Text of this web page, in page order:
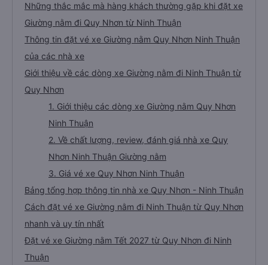
Những thắc mắc mà hàng khách thường gặp khi đặt xe
Giường nằm đi Quy Nhơn từ Ninh Thuận
Thông tin đặt vé xe Giường nằm Quy Nhơn Ninh Thuận
của các nhà xe
Giới thiệu về các dòng xe Giường nằm đi Ninh Thuận từ
Quy Nhơn
1. Giới thiệu các dòng xe Giường nằm Quy Nhơn
Ninh Thuận
2. Về chất lượng, review, đánh giá nhà xe Quy
Nhơn Ninh Thuận Giường nằm
3. Giá vé xe Quy Nhơn Ninh Thuận
Bảng tổng hợp thông tin nhà xe Quy Nhơn - Ninh Thuận
Cách đặt vé xe Giường nằm đi Ninh Thuận từ Quy Nhơn
nhanh và uy tín nhất
Đặt vé xe Giường nằm Tết 2027 từ Quy Nhơn đi Ninh
Thuận